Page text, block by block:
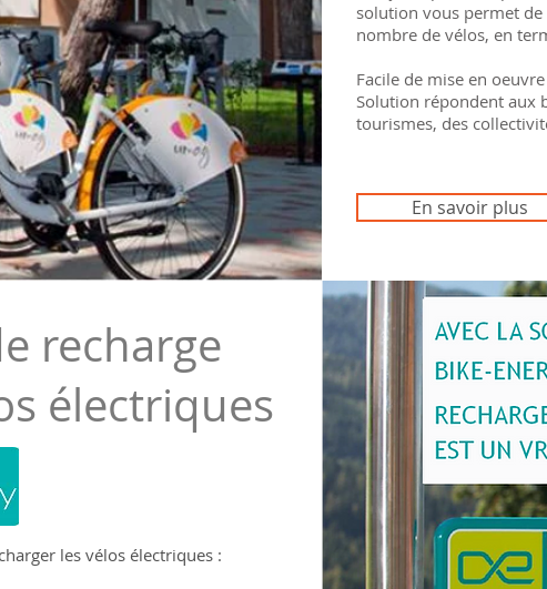
solution vous permet
nombre de vélos, en
Facile de mise en
Solution répondent aux
tourismes, des
En savoir plus
recharge
électriques
les vélos électriques :